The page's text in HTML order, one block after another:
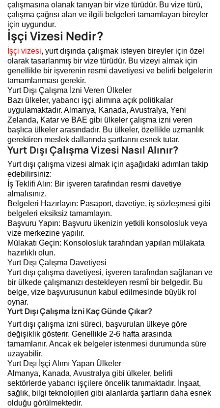
çalışmasına olanak tanıyan bir vize türüdür. Bu vize türü,
çalışma çağrısı alan ve ilgili belgeleri tamamlayan bireyler
için uygundur.
İşçi Vizesi Nedir?
İşçi vizesi, yurt dışında çalışmak isteyen bireyler için özel
olarak tasarlanmış bir vize türüdür. Bu vizeyi almak için
genellikle bir işverenin resmi davetiyesi ve belirli belgelerin
tamamlanması gerekir.
Yurt Dışı Çalışma İzni Veren Ülkeler
Bazı ülkeler, yabancı işçi alımına açık politikalar
uygulamaktadır. Almanya, Kanada, Avustralya, Yeni
Zelanda, Katar ve BAE gibi ülkeler çalışma izni veren
başlıca ülkeler arasındadır. Bu ülkeler, özellikle uzmanlık
gerektiren meslek dallarında şartlarını esnek tutar.
Yurt Dışı Çalışma Vizesi Nasıl Alınır?
Yurt dışı çalışma vizesi almak için aşağıdaki adımları takip
edebilirsiniz:
İş Teklifi Alın: Bir işveren tarafından resmi davetiye
almalısınız.
Belgeleri Hazırlayın: Pasaport, davetiye, iş sözleşmesi gibi
belgeleri eksiksiz tamamlayın.
Başvuru Yapın: Başvuru ükenizin yetkili konsolosluk veya
vize merkezine yapılır.
Mülakatı Geçin: Konsolosluk tarafından yapılan mülakata
hazırlıklı olun.
Yurt Dışı Çalışma Davetiyesi
Yurt dışı çalışma davetiyesi, işveren tarafından sağlanan ve
bir ülkede çalışmanızı destekleyen resmî bir belgedir. Bu
belge, vize başvurusunun kabul edilmesinde büyük rol
oynar.
Yurt Dışı Çalışma İzni Kaç Günde Çıkar?
Yurt dışı çalışma izni süreci, başvurulan ülkeye göre
değişiklik gösterir. Genellikle 2-6 hafta arasında
tamamlanır. Ancak ek belgeler istenmesi durumunda süre
uzayabilir.
Yurt Dışı İşçi Alımı Yapan Ülkeler
Almanya, Kanada, Avustralya gibi ülkeler, belirli
sektörlerde yabancı işçilere öncelik tanımaktadır. İnşaat,
sağlık, bilgi teknolojileri gibi alanlarda şartların daha esnek
olduğu görülmektedir.